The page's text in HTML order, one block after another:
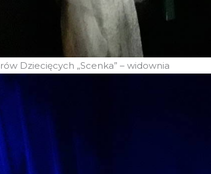
Dziecięcych „Scenka” – widownia